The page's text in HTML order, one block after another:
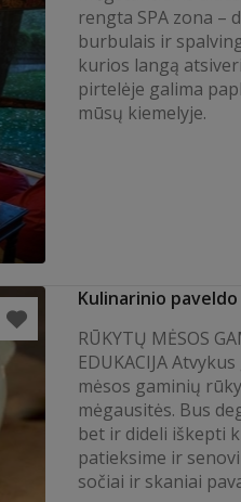
rengta SPA zona –
burbulais ir
kurios langą
pirtelėje galima
mūsų kiemelyje.
Kulinarinio
RŪKYTŲ MĖSOS
EDUKACIJA
mėsos gaminių
mėgausitės. Bus
bet ir dideli iškepti
patieksime ir
sočiai ir skaniai